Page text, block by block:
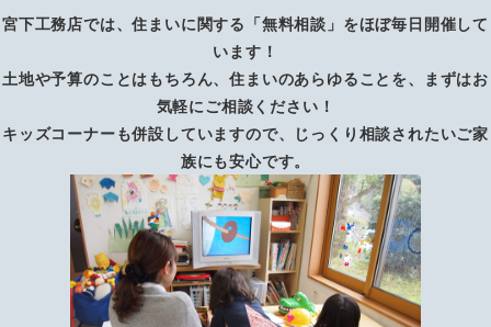
宮下工務店では、住まいに関する「無料相談」をほぼ毎日開催して
います！
土地や予算のことはもちろん、住まいのあらゆることを、まずはお
気軽にご相談ください！
キッズコーナーも併設していますので、じっくり相談されたいご家
族にも安心です。